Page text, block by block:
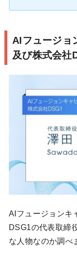
AIフュージョ
及び株式会社
AIフュージョンキ
DSG1の代表取締
な人物なのか調べ